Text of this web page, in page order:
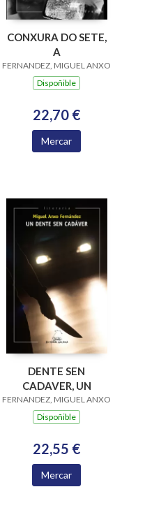
CONXURA DO SETE,
A
FERNANDEZ, MIGUEL ANXO
Dispoñible
22,70 €
Mercar
DENTE SEN
CADAVER, UN
FERNANDEZ, MIGUEL ANXO
Dispoñible
22,55 €
Mercar